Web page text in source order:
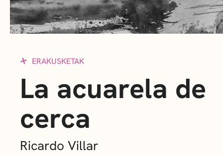
ERAKUSKETAK
La acuarela de
cerca
Ricardo Villar